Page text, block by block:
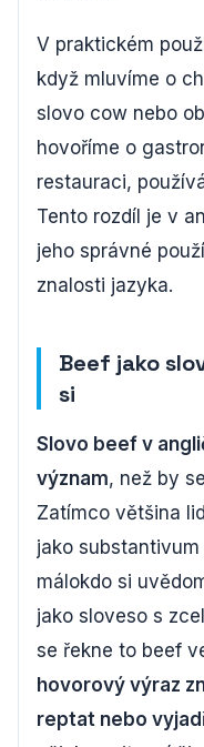
V praktickém
když mluvíme o
slovo cow nebo
hovoříme o
restauraci,
Tento rozdíl je v
jeho správné
znalosti jazyka.
Beef jako
si
Slovo beef v
význam, než by
Zatímco většina
jako
málokdo si
jako sloveso s
se řekne to beef
hovorový výraz
reptat nebo